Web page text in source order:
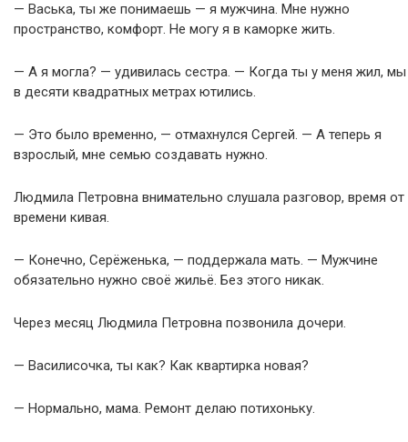
— Васька, ты же понимаешь — я мужчина. Мне нужно
пространство, комфорт. Не могу я в каморке жить.
— А я могла? — удивилась сестра. — Когда ты у меня жил, мы
в десяти квадратных метрах ютились.
— Это было временно, — отмахнулся Сергей. — А теперь я
взрослый, мне семью создавать нужно.
Людмила Петровна внимательно слушала разговор, время от
времени кивая.
— Конечно, Серёженька, — поддержала мать. — Мужчине
обязательно нужно своё жильё. Без этого никак.
Через месяц Людмила Петровна позвонила дочери.
— Василисочка, ты как? Как квартирка новая?
— Нормально, мама. Ремонт делаю потихоньку.